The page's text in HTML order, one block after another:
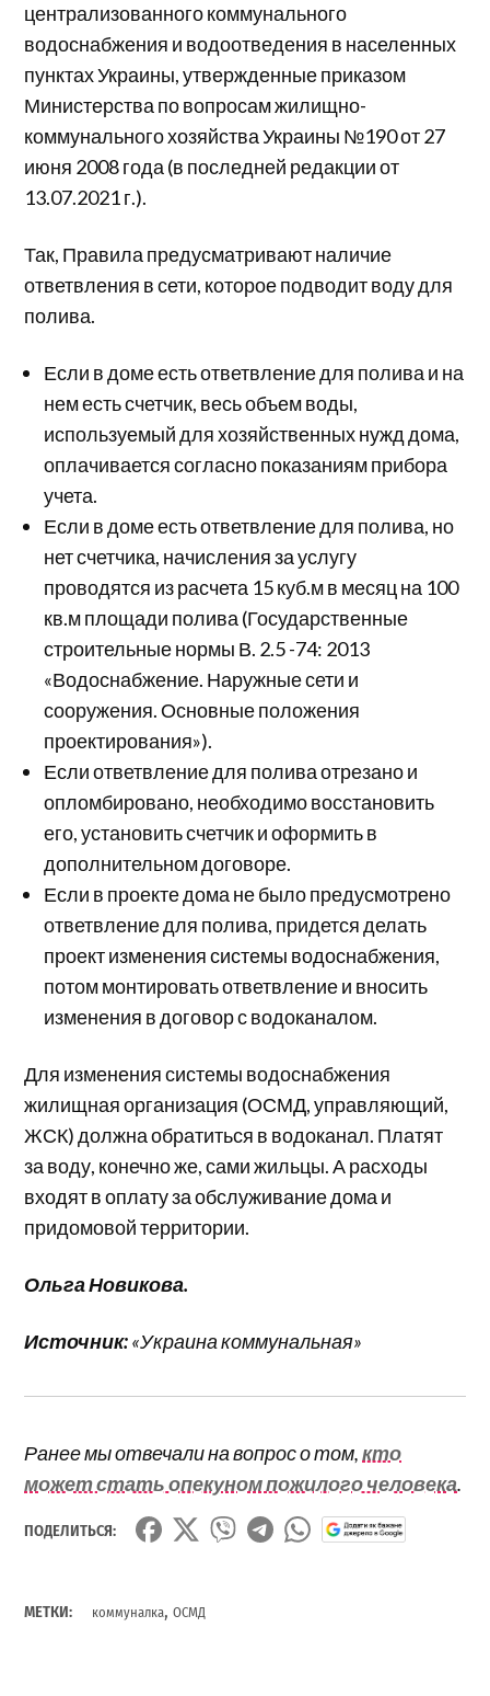
централизованного коммунального
водоснабжения и водоотведения в населенных
пунктах Украины, утвержденные приказом
Министерства по вопросам жилищно-
коммунального хозяйства Украины №190 от 27
июня 2008 года (в последней редакции от
13.07.2021 г.).
Так, Правила предусматривают наличие
ответвления в сети, которое подводит воду для
полива.
Если в доме есть ответвление для полива и на
нем есть счетчик, весь объем воды,
используемый для хозяйственных нужд дома,
оплачивается согласно показаниям прибора
учета.
Если в доме есть ответвление для полива, но
нет счетчика, начисления за услугу
проводятся из расчета 15 куб.м в месяц на 100
кв.м площади полива (Государственные
строительные нормы В. 2.5 -74: 2013
«Водоснабжение. Наружные сети и
сооружения. Основные положения
проектирования»).
Если ответвление для полива отрезано и
опломбировано, необходимо восстановить
его, установить счетчик и оформить в
дополнительном договоре.
Если в проекте дома не было предусмотрено
ответвление для полива, придется делать
проект изменения системы водоснабжения,
потом монтировать ответвление и вносить
изменения в договор с водоканалом.
Для изменения системы водоснабжения
жилищная организация (ОСМД, управляющий,
ЖСК) должна обратиться в водоканал. Платят
за воду, конечно же, сами жильцы. А расходы
входят в оплату за обслуживание дома и
придомовой территории.
Ольга Новикова.
Источник:«Украина коммунальная»
Ранее мы отвечали на вопрос о том,кто
может стать опекуном пожилого человека.
ПОДЕЛИТЬСЯ:
МЕТКИ: коммуналка,ОСМД